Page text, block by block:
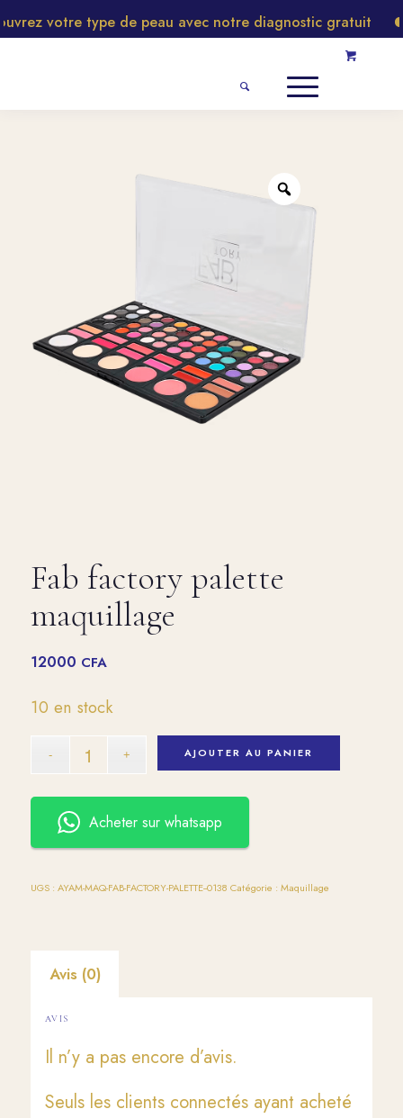
votre type de peau avec notre diagnostic gratuit
Fab factory palette
maquillage
12000 CFA
10 en stock
AJOUTER AU PANIER
Acheter sur whatsapp
UGS : AYAM-MAQ-FAB-FACTORY-PALETTE--0138 Catégorie : Maquillage
Avis (0)
AVIS
Il n’y a pas encore d’avis.
Seuls les clients connectés ayant acheté